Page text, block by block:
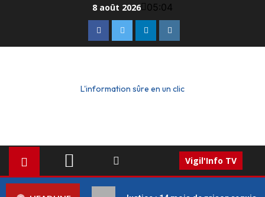
8 août 2026 05:04
L'information sûre en un clic
Vigil'Info TV